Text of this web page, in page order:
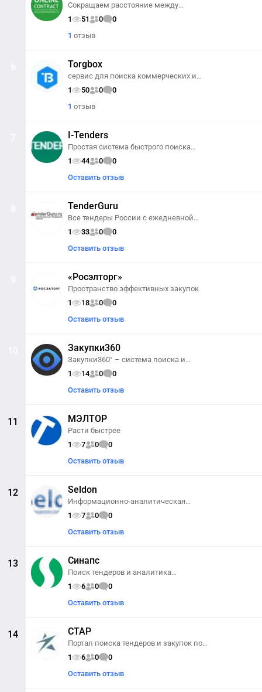
Сокращаем расстояние между
производителем и потребителем
1 51 0
0
1 отзыв
Torgbox
сервис для поиска коммерческих и
государственных тендеров, аукционов,
конкурсов
1 50 0
0
1 отзыв
I-Tenders
Простая система быстрого поиска
тендеров и сопровождения в закупках с
гарантией победы
1 44 0
0
Оставить отзыв
TenderGuru
Все тендеры России с ежедневной
бесплатной рассылкой
1 33 0
0
Оставить отзыв
«Росэлторг»
Пространство эффективных закупок
1
18 0
0
Оставить отзыв
Закупки360
Закупки360° – система поиска и
анализа закупок | тендеров
1 14 0
0
Оставить отзыв
11 МЭЛТОР
Расти быстрее
1
7 0
0
Оставить отзыв
12 Seldon
Информационно-аналитическая
система Seldon упрощает и
систематизирует работу с закупками.
Не имеет полнофункциональных
1 7 0
0
Оставить отзыв
13 Синапс
Поиск тендеров и аналитика
контрагентов
1 6 0
0
Оставить отзыв
14 СТАР
Портал поиска тендеров и закупок по
всей России
1 6 0
0
Оставить отзыв